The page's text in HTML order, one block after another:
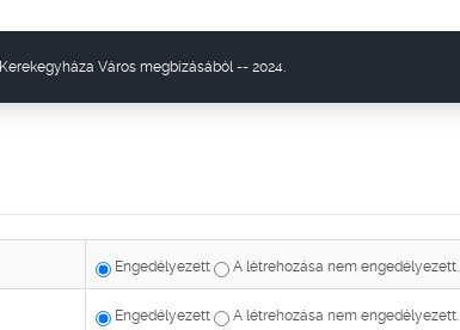
Kerekegyháza Város megbízásából -- 2024.
Engedélyezett A létrehozása nem engedélyezett.
Engedélyezett A létrehozása nem engedélyezett.